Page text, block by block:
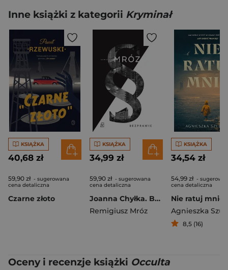
Inne książki z kategorii Kryminał
KSIĄŻKA
40,68 zł
59,90 zł - sugerowana
cena detaliczna
Czarne złoto
KSIĄŻKA
34,99 zł
59,90 zł - sugerowana
cena detaliczna
Joanna Chyłka. Bezprawie. Wydanie specjalne
Remigiusz Mróz
KSIĄŻKA
34,54 zł
54,99 zł -
cena detaliczna
Nie ratuj mnie
Agnieszka
8,5 (16)
Oceny i recenzje książki Occulta